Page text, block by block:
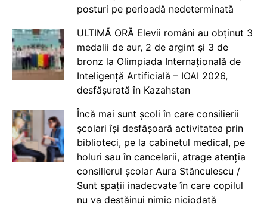
posturi pe perioadă nedeterminată
ULTIMĂ ORĂ Elevii români au obținut 3
medalii de aur, 2 de argint și 3 de
bronz la Olimpiada Internațională de
Inteligență Artificială – IOAI 2026,
desfășurată în Kazahstan
Încă mai sunt școli în care consilierii
școlari își desfășoară activitatea prin
biblioteci, pe la cabinetul medical, pe
holuri sau în cancelarii, atrage atenția
consilierul școlar Aura Stănculescu /
Sunt spații inadecvate în care copilul
nu va destăinui nimic niciodată